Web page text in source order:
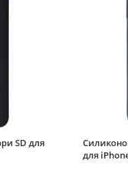
SD для
для